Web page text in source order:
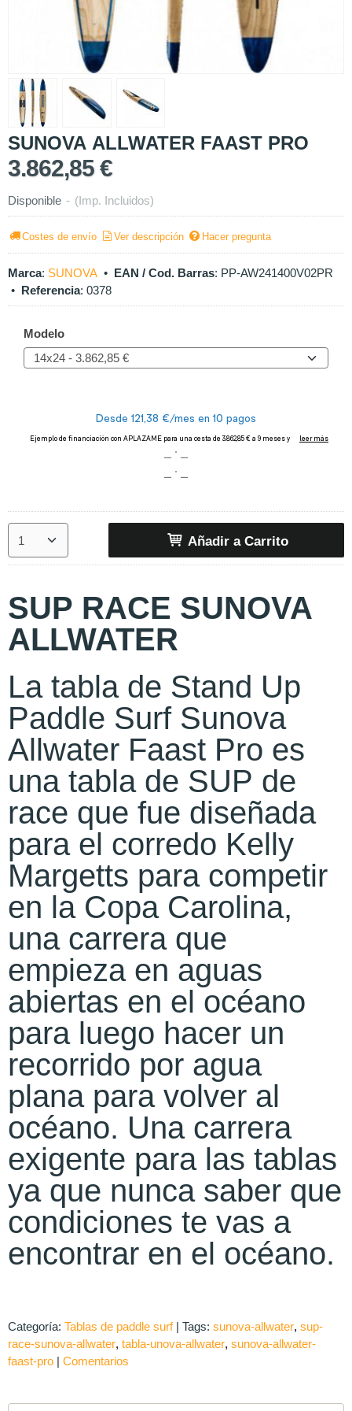
SUNOVA ALLWATER FAAST PRO
3.862,85 €
Disponible - (Imp. Incluidos)
Costes de envío Ver descripción Hacer pregunta
Marca: SUNOVA • EAN / Cod. Barras: PP-AW241400V02PR
• Referencia: 0378
Modelo
Añadir a Carrito
SUP RACE SUNOVA
ALLWATER
La tabla de Stand Up
Paddle Surf Sunova
Allwater Faast Pro es
una tabla de SUP de
race que fue diseñada
para el corredo Kelly
Margetts para competir
en la Copa Carolina,
una carrera que
empieza en aguas
abiertas en el océano
para luego hacer un
recorrido por agua
plana para volver al
océano. Una carrera
exigente para las tablas
ya que nunca saber que
condiciones te vas a
encontrar en el océano.
Categoría: Tablas de paddle surf | Tags: sunova-allwater sup-
race-sunova-allwater tabla-unova-allwater sunova-allwater-
faast-pro | Comentarios